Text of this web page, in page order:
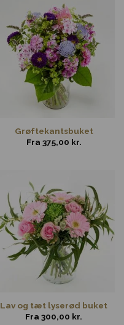
Grøftekantsbuket
Fra 375,00 kr.
Lav og tæt lyserød buket
Fra 300,00 kr.